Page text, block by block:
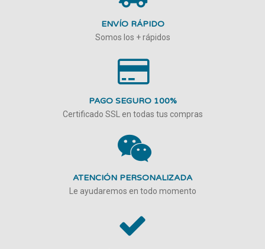
ENVÍO RÁPIDO
Somos los + rápidos
PAGO SEGURO 100%
Certificado SSL en todas tus compras
ATENCIÓN PERSONALIZADA
Le ayudaremos en todo momento